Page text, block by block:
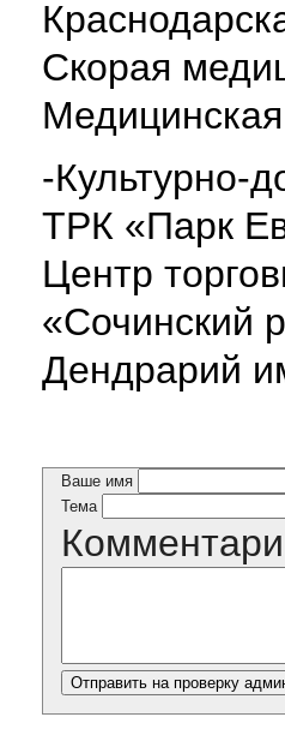
Скорая
-Культурно-
ТРК «Парк
Центр
«Сочинский
Дендрарий
Ваше имя
Тема